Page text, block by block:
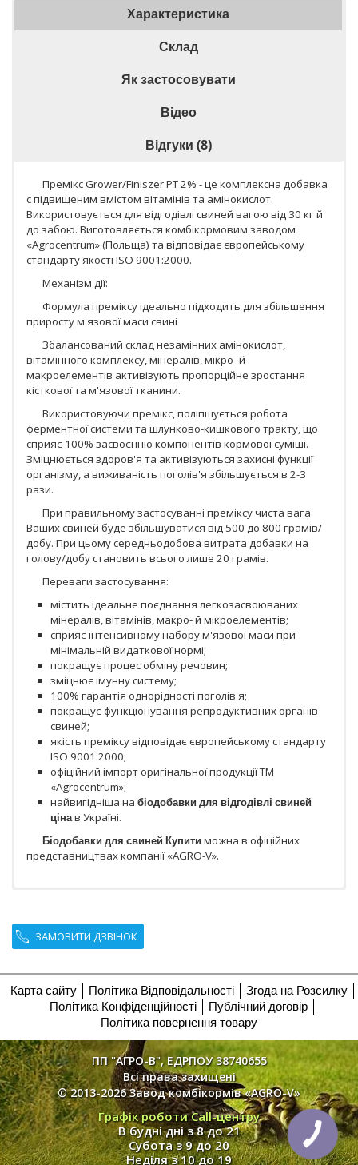
Характеристика
Склад
Як застосовувати
Відео
Відгуки (8)
Премікс Grower/Finiszer PT 2% - це комплексна добавка
c підвищеним вмістом вітамінів та амінокислот.
Використовується для відгодівлі свиней вагою від 30 кг й
до забою. Виготовляється комбікормовим заводом
«Agrocentrum» (Польща) та відповідає європейському
стандарту якості ISO 9001:2000.
Механізм дії:
Формула преміксу ідеально підходить для збільшення
приросту м'язової маси свині
Збалансований склад незамінних амінокислот,
вітамінного комплексу, мінералів, мікро- й
макроелементів активізують пропорційне зростання
кісткової та м'язової тканини.
Використовуючи премікс, поліпшується робота
ферментної системи та шлунково-кишкового тракту, що
сприяє 100% засвоєнню компонентів кормової суміші.
Зміцнюється здоров'я та активізуються захисні функції
організму, а виживаність поголів'я збільшується в 2-3
рази.
При правильному застосуванні преміксу чиста вага
Ваших свиней буде збільшуватися від 500 до 800 грамів/
добу. При цьому середньодобова витрата добавки на
голову/добу становить всього лише 20 грамів.
Переваги застосування:
містить ідеальне поєднання легкозасвоюваних
мінералів, вітамінів, макро- й мікроелементів;
сприяє інтенсивному набору м'язової маси при
мінімальній видаткової нормі;
покращує процес обміну речовин;
зміцнює імунну систему;
100% гарантія однорідності поголів'я;
покращує функціонування репродуктивних органів
свиней;
якість преміксу відповідає європейському стандарту
ISO 9001:2000;
офіційний імпорт оригінальної продукції ТМ
«Agrocentrum»;
найвигідніша на біодобавки для відгодівлі свиней
цінав Україні.
Біодобавки для свиней Купити можна в офіційних
представництвах компанії «AGRO-V».
ЗАМОВИТИ ДЗВІНОК
Карта сайту Політика Відповідальності
Згода на Розсилку
Політика Конфіденційності
Публічний договір
Політика повернення товару
ПП "АГРО-В", ЕДРПОУ 38740655
Всі права захищені
© 2013-2026 Завод комбікормів «AGRO-V»
Графік роботи Call-центру
В будні дні з 8 до 21
Субота з 9 до 20
Неділя з 10 до 19